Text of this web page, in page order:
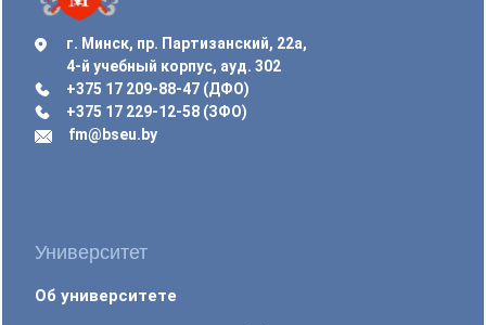
г. Минск, пр. Партизанский, 22а,
4-й учебный корпус, ауд. 302
+375 17 209-88-47 (ДФО)
+375 17 229-12-58 (ЗФО)
fm@bseu.by
Университет
Об университете